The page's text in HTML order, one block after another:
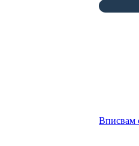
Вписвам